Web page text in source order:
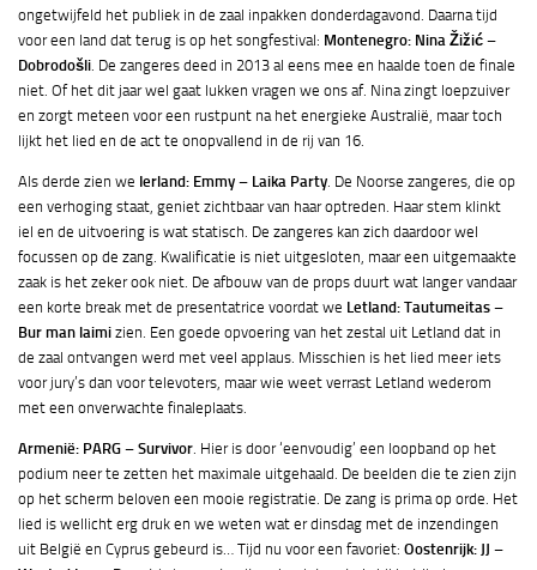
ongetwijfeld het publiek in de zaal inpakken donderdagavond. Daarna tijd
voor een land dat terug is op het songfestival: Montenegro: Nina Žižić –
Dobrodošli . De zangeres deed in 2013 al eens mee en haalde toen de finale
niet. Of het dit jaar wel gaat lukken vragen we ons af. Nina zingt loepzuiver
en zorgt meteen voor een rustpunt na het energieke Australië, maar toch
lijkt het lied en de act te onopvallend in de rij van 16.
Als derde zien we Ierland: Emmy – Laika Party . De Noorse zangeres, die op
een verhoging staat, geniet zichtbaar van haar optreden. Haar stem klinkt
iel en de uitvoering is wat statisch. De zangeres kan zich daardoor wel
focussen op de zang. Kwalificatie is niet uitgesloten, maar een uitgemaakte
zaak is het zeker ook niet. De afbouw van de props duurt wat langer vandaar
een korte break met de presentatrice voordat we Letland: Tautumeitas –
Bur man laimi zien. Een goede opvoering van het zestal uit Letland dat in
de zaal ontvangen werd met veel applaus. Misschien is het lied meer iets
voor jury’s dan voor televoters, maar wie weet verrast Letland wederom
met een onverwachte finaleplaats.
Armenië: PARG – Survivor. Hier is door ‘eenvoudig’ een loopband op het
podium neer te zetten het maximale uitgehaald. De beelden die te zien zijn
op het scherm beloven een mooie registratie. De zang is prima op orde. Het
lied is wellicht erg druk en we weten wat er dinsdag met de inzendingen
uit België en Cyprus gebeurd is… Tijd nu voor een favoriet: Oostenrijk: JJ –